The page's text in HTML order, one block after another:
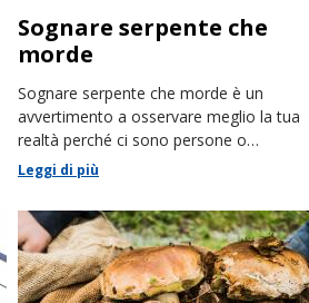
Sognare serpente che
morde
Sognare serpente che morde è un
avvertimento a osservare meglio la tua
realtà perché ci sono persone o
situazioni velenose che ti arrecheranno
Leggi di più